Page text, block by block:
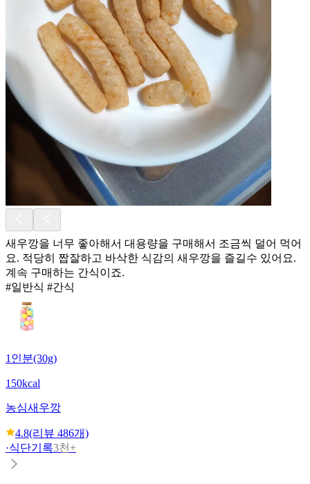
새우깡을 너무 좋아해서 대용량을 구매해서 조금씩 덜어 먹어
요. 적당히 짭잘하고 바삭한 식감의 새우깡을 즐길수 있어요.
계속 구매하는 간식이죠.
#일반식 #간식
1인분(30g)
150kcal
농심새우깡
4.8(리뷰 486개)
·식단기록3천+